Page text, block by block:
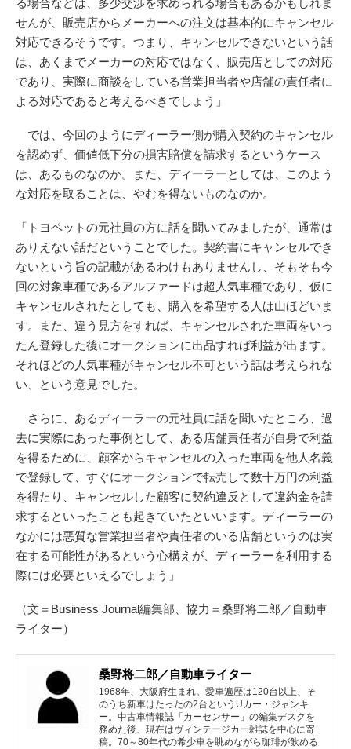
る場合などは、多少交渉を求められる場合もあるかもしれま
せんが、販売店からメーカーへの注文は基本的にキャンセル
対応できるそうです。つまり、キャンセルできないという話
は、あくまでメーカーの対応ではなく、販売店としての対応
であり、実際に商談をしている営業担当者や店舗の責任者に
よる対応であると考えるべきでしょう」
では、今回のようにディーラー側が購入契約のキャンセル
を認めず、価値低下分の損害賠償を請求するというケース
は、あるものなのか。また、ディーラーとしては、このよう
な対応を取ることは、やむを得ないものなのか。
「トヨペットの元社員の方に話を聞いてみましたが、通常は
ありえない話だということでした。契約書にキャンセルでき
ないという旨の記載があるわけもありませんし、そもそも今
回の対象車種であるアルファードは超人気車種であり、仮に
キャンセルされたとしても、購入を希望する人は山ほどいま
す。また、違う見方をすれば、キャンセルされた車両をいっ
たん登録した後にオークションに出品すれば利益が出ます。
それほどの人気車種がキャンセル不可という話は考えられな
い、という意見でした。
さらに、あるディーラーの元社員に話を聞いたところ、過
去に実際にあった事例として、ある店舗責任者が自身で利益
を得るために、顧客からキャンセルの入った車両を他人名義
で登録して、すぐにオークションで転売して数十万円の利益
を得たり、キャンセルした顧客に契約違反として違約金を請
求するといったことも起きていたといいます。ディーラーの
なかには悪質な営業担当者や責任者のいる店舗というのは実
在する可能性があるという心構えが、ディーラーを利用する
際には必要といえるでしょう」
（文＝Business Journal編集部、協力＝桑野将二郎／自動車
ライター）
桑野将二郎／自動車ライター
1968年、大阪府生まれ。愛車遍歴は120台以上、そ
のうち新車はたったの2台というUカー・ジャンキ
ー。中古車情報誌「カーセンサー」の編集デスクを
務めた後、現在はヴィンテージカー雑誌を中心に寄
稿。70～80年代の希少車を眺めながら珈琲が飲める